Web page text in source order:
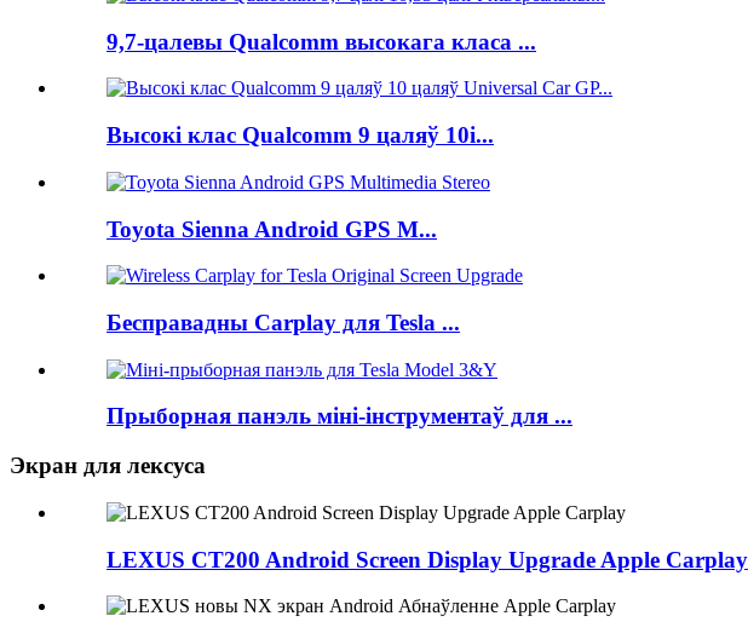
9,7-цалевы Qualcomm высокага класа ...
Высокі клас Qualcomm 9 цаляў 10i...
Toyota Sienna Android GPS M...
Бесправадны Carplay для Tesla ...
Прыборная панэль міні-інструментаў для ...
Экран для лексуса
LEXUS CT200 Android Screen Display Upgrade Apple Carplay